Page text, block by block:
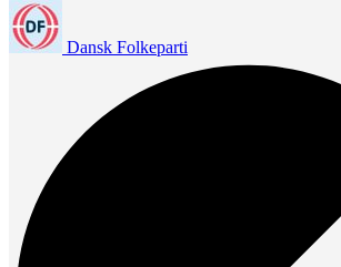
Dansk Folkeparti